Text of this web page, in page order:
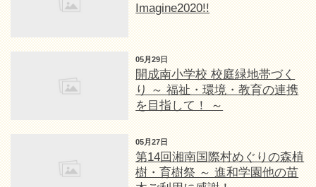
Imagine2020!!
05月29日
開成南小学校 校庭緑地帯づく
り ～ 福祉・環境・教育の連携
を目指して！ ～
05月27日
第14回湘南国際村めぐりの森植
樹・育樹祭 ～ 進和学園他の苗